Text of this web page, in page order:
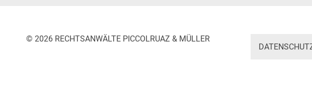
© 2026 RECHTSANWÄLTE PICCOLRUAZ & MÜLLER